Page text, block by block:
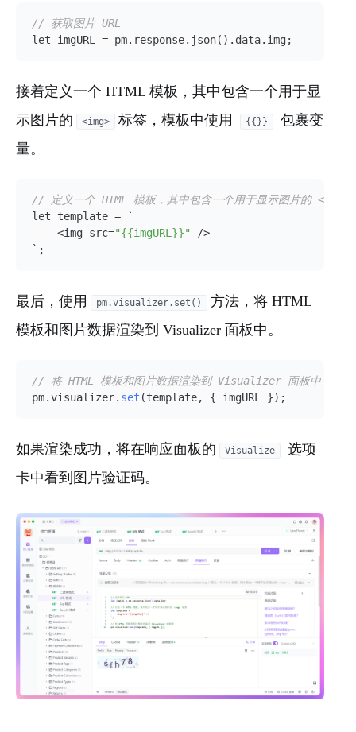
// 获取图片 URL
let imgURL = pm.response.json().data.img;
接着定义一个 HTML 模板，其中包含一个用于显
示图片的
<img> 标签，模板中使用 {{}}
包裹变
量。
// 定义一个 HTML 模板，其中包含一个用于显示图片的 <img>
let template = `
    <img src=
"{{imgURL}}"
/>
`;
最后，使用 pm.visualizer.set()
方法，将 HTML
模板和图片数据渲染到 Visualizer 面板中。
// 将 HTML 模板和图片数据渲染到 Visualizer 面板中
pm.visualizer. set (template, { imgURL });
如果渲染成功，将在响应面板的 Visualize
选项
卡中看到图片验证码。